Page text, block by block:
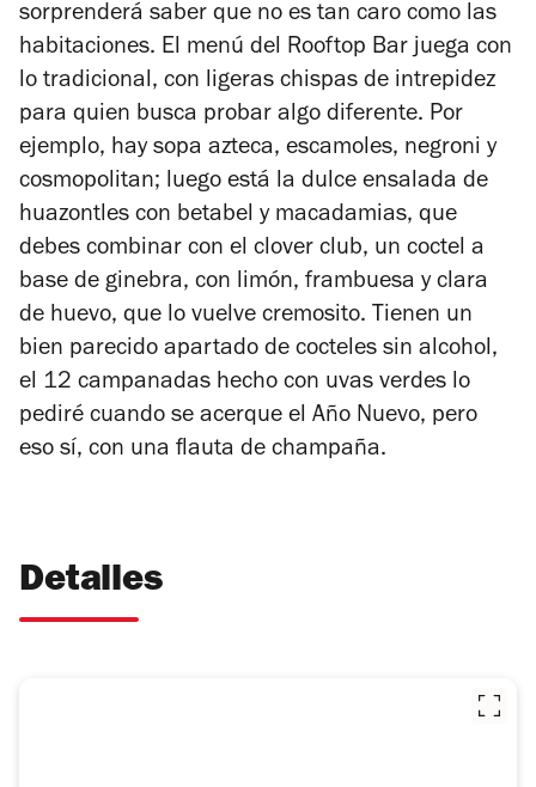
sorprenderá saber que no es tan caro como las
habitaciones. El menú del Rooftop Bar juega con
lo tradicional, con ligeras chispas de intrepidez
para quien busca probar algo diferente. Por
ejemplo, hay sopa azteca, escamoles, negroni y
cosmopolitan; luego está la dulce ensalada de
huazontles con betabel y macadamias, que
debes combinar con el clover club, un coctel a
base de ginebra, con limón, frambuesa y clara
de huevo, que lo vuelve cremosito. Tienen un
bien parecido apartado de cocteles sin alcohol,
el 12 campanadas hecho con uvas verdes lo
pediré cuando se acerque el Año Nuevo, pero
eso sí, con una flauta de champaña.
Detalles